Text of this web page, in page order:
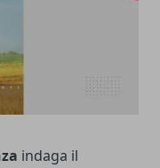
indaga il